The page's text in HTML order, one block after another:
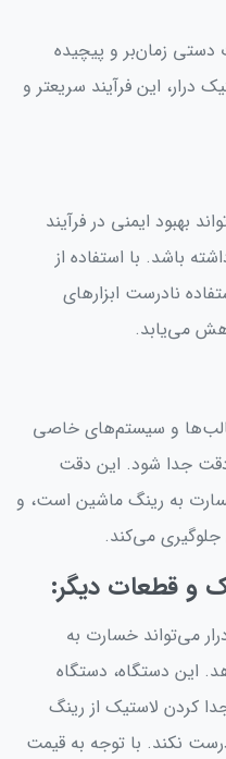
زمان‌بر و پیچیده
درار، این فرآیند سریعتر و
بهبود ایمنی در فرآیند
باشد. با استفاده از
نادرست ابزارهای
می‌یابد.
قالب‌ها و سیستم‌های خاصی
جدا شود. این دقت
به رینگ ماشین است، و
می‌کند.
و قطعات دیگر:
می‌تواند خسارت به
این دستگاه، دستگاه
کردن لاستیک از رینگ
نکند. با توجه به قیمت